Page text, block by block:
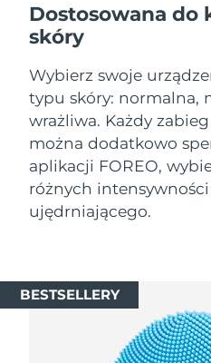
Dostosowana do
skóry
Wybierz swoje
typu skóry: normalna,
wrażliwa. Każdy
można dodatkowo
aplikacji FOREO,
różnych
ujędrniającego.
BESTSELLERY